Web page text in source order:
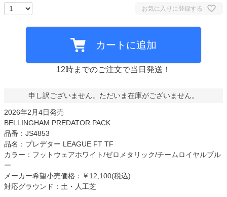
お気に入りに登録する
カートに追加
12時までのご注文で当日発送！
申し訳ございません。ただいま在庫がございません。
2026年2月4日発売
BELLINGHAM PREDATOR PACK
品番：JS4853
品名：プレデター LEAGUE FT TF
カラー：フットウェアホワイト/ゼロメタリック/チームロイヤルブル
ー
メーカー希望小売価格：￥12,100(税込)
対応グラウンド：土・人工芝